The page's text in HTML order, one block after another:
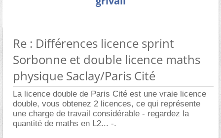
Re : Différences licence sprint
Sorbonne et double licence maths
physique Saclay/Paris Cité
La licence double de Paris Cité est une vraie licence
double, vous obtenez 2 licences, ce qui représente
une charge de travail considérable - regardez la
quantité de maths en L2... -.